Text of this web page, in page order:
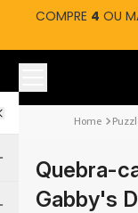
COMPRE 4 OU
Quebra-
Gabby's